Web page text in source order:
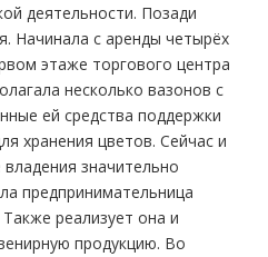
деятельности. Позади
Начинала с аренды четырёх
этаже торгового центра
несколько вазонов с
ей средства поддержки
хранения цветов. Сейчас и
значительно
предпринимательница
реализует она и
продукцию. Во